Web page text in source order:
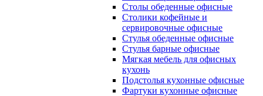
Столы обеденные офисные
Столики кофейные и
сервировочные офисные
Стулья обеденные офисные
Стулья барные офисные
Мягкая мебель для офисных
кухонь
Подстолья кухонные офисные
Фартуки кухонные офисные